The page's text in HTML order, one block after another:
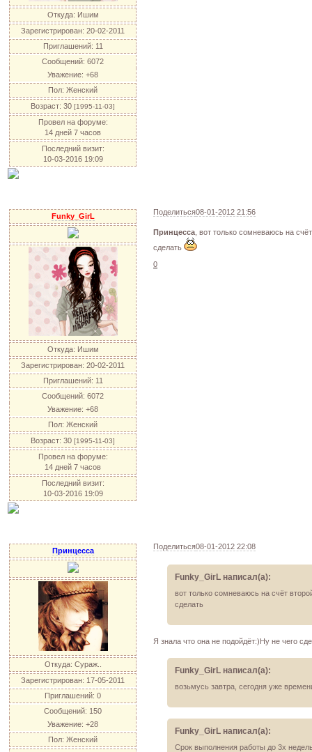
Откуда: Ишим
Зарегистрирован: 20-02-2011
Приглашений: 11
Сообщений: 6072
Уважение: +68
Пол: Женский
Возраст: 30 [1995-11-03]
Провел на форуме:
14 дней 7 часов
Последний визит:
10-03-2016 19:09
Поделиться08-01-2012 21:56
Funky_GirL
Откуда: Ишим
Зарегистрирован: 20-02-2011
Приглашений: 11
Сообщений: 6072
Уважение: +68
Пол: Женский
Возраст: 30 [1995-11-03]
Провел на форуме:
14 дней 7 часов
Последний визит:
10-03-2016 19:09
Принцесса , вот только сомневаюсь на
сделать
0
Поделиться08-01-2012 22:08
Принцесса
Откуда: Сураж..
Зарегистрирован: 17-05-2011
Приглашений: 0
Сообщений: 150
Уважение: +28
Пол: Женский
Funky_GirL написал(а):
вот только сомневаюсь на счёт
сделать
Я знала что она не подойдёт:)Ну не чего
Funky_GirL написал(а):
возьмусь завтра, сегодня уже
Funky_GirL написал(а):
Срок выполнения работы до 3х